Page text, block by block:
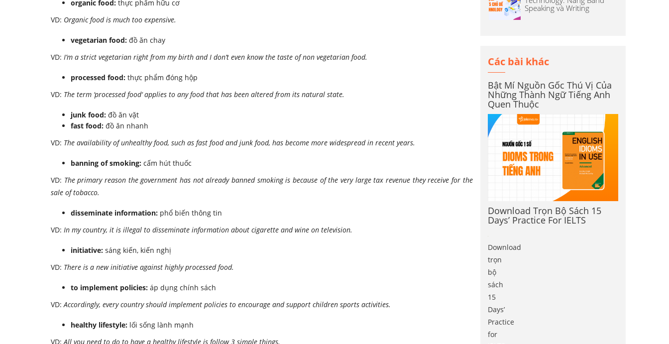
organic food: thực phẩm hữu cơ
VD: Organic food is much too expensive.
vegetarian food: đồ ăn chay
VD: I’m a strict vegetarian right from my birth and I don’t even know the taste of non vegetarian food.
processed food: thực phẩm đóng hộp
VD: The term ‘processed food‘ applies to any food that has been altered from its natural state.
junk food: đồ ăn vặt
fast food: đồ ăn nhanh
VD: The availability of unhealthy food, such as fast food and junk food, has become more widespread in recent years.
banning of smoking: cấm hút thuốc
VD: The primary reason the government has not already banned smoking is because of the very large tax revenue they receive for the
sale of tobacco.
disseminate information: phổ biến thông tin
VD: In my country, it is illegal to disseminate information about cigarette and wine on television.
initiative: sáng kiến, kiến nghị
VD: There is a new initiative against highly processed food.
to implement policies: áp dụng chính sách
VD:Accordingly, every country should implement policies to encourage and support children sports activities.
healthy lifestyle: lối sống lành mạnh
VD:All you need to do to have a healthy lifestyle is follow 3 simple things.
Speaking và Writing
Các bài khác
Bật Mí Nguồn Gốc Thú Vị Của
Những Thành Ngữ Tiếng Anh
Quen Thuộc
Download Trọn Bộ Sách 15
Days’ Practice For IELTS
Download
trọn
bộ
sách
15
Days’
Practice
for